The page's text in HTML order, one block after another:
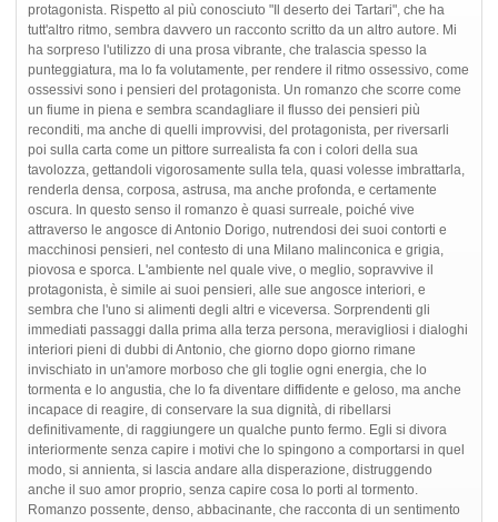
protagonista. Rispetto al più conosciuto "Il deserto dei Tartari", che ha
tutt'altro ritmo, sembra davvero un racconto scritto da un altro autore. Mi
ha sorpreso l'utilizzo di una prosa vibrante, che tralascia spesso la
punteggiatura, ma lo fa volutamente, per rendere il ritmo ossessivo, come
ossessivi sono i pensieri del protagonista. Un romanzo che scorre come
un fiume in piena e sembra scandagliare il flusso dei pensieri più
reconditi, ma anche di quelli improvvisi, del protagonista, per riversarli
poi sulla carta come un pittore surrealista fa con i colori della sua
tavolozza, gettandoli vigorosamente sulla tela, quasi volesse imbrattarla,
renderla densa, corposa, astrusa, ma anche profonda, e certamente
oscura. In questo senso il romanzo è quasi surreale, poiché vive
attraverso le angosce di Antonio Dorigo, nutrendosi dei suoi contorti e
macchinosi pensieri, nel contesto di una Milano malinconica e grigia,
piovosa e sporca. L'ambiente nel quale vive, o meglio, sopravvive il
protagonista, è simile ai suoi pensieri, alle sue angosce interiori, e
sembra che l'uno si alimenti degli altri e viceversa. Sorprendenti gli
immediati passaggi dalla prima alla terza persona, meravigliosi i dialoghi
interiori pieni di dubbi di Antonio, che giorno dopo giorno rimane
invischiato in un'amore morboso che gli toglie ogni energia, che lo
tormenta e lo angustia, che lo fa diventare diffidente e geloso, ma anche
incapace di reagire, di conservare la sua dignità, di ribellarsi
definitivamente, di raggiungere un qualche punto fermo. Egli si divora
interiormente senza capire i motivi che lo spingono a comportarsi in quel
modo, si annienta, si lascia andare alla disperazione, distruggendo
anche il suo amor proprio, senza capire cosa lo porti al tormento.
Romanzo possente, denso, abbacinante, che racconta di un sentimento